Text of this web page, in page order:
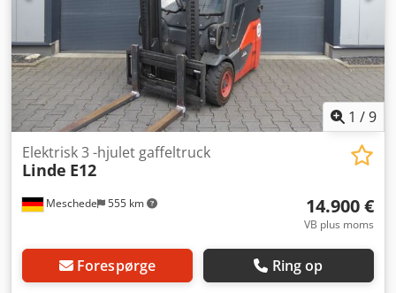
1 /9
Meschede 555 km
Elektrisk 3 -hjulet gaffeltruck
Linde E12
14.900 €
VB plus moms
Forespørge Ring op